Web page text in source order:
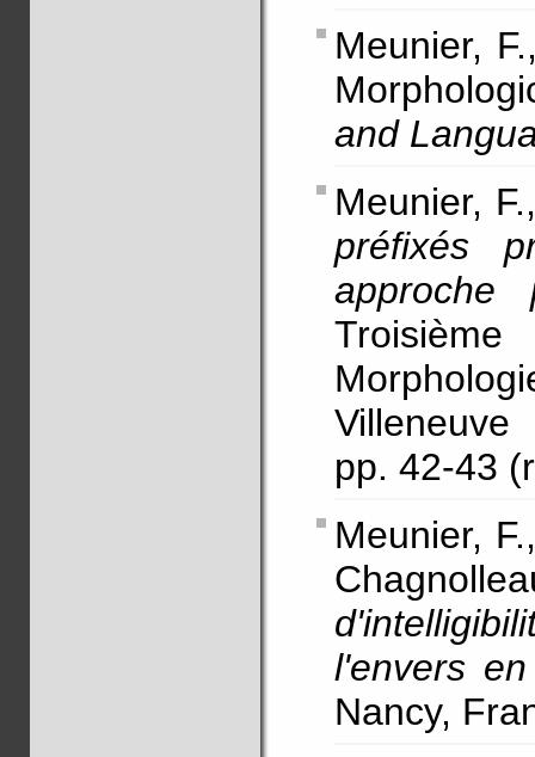
Meunier,
and
Meunier,
préfixés
approche
pp. 42-43
Meunier,
l'envers
Nancy,